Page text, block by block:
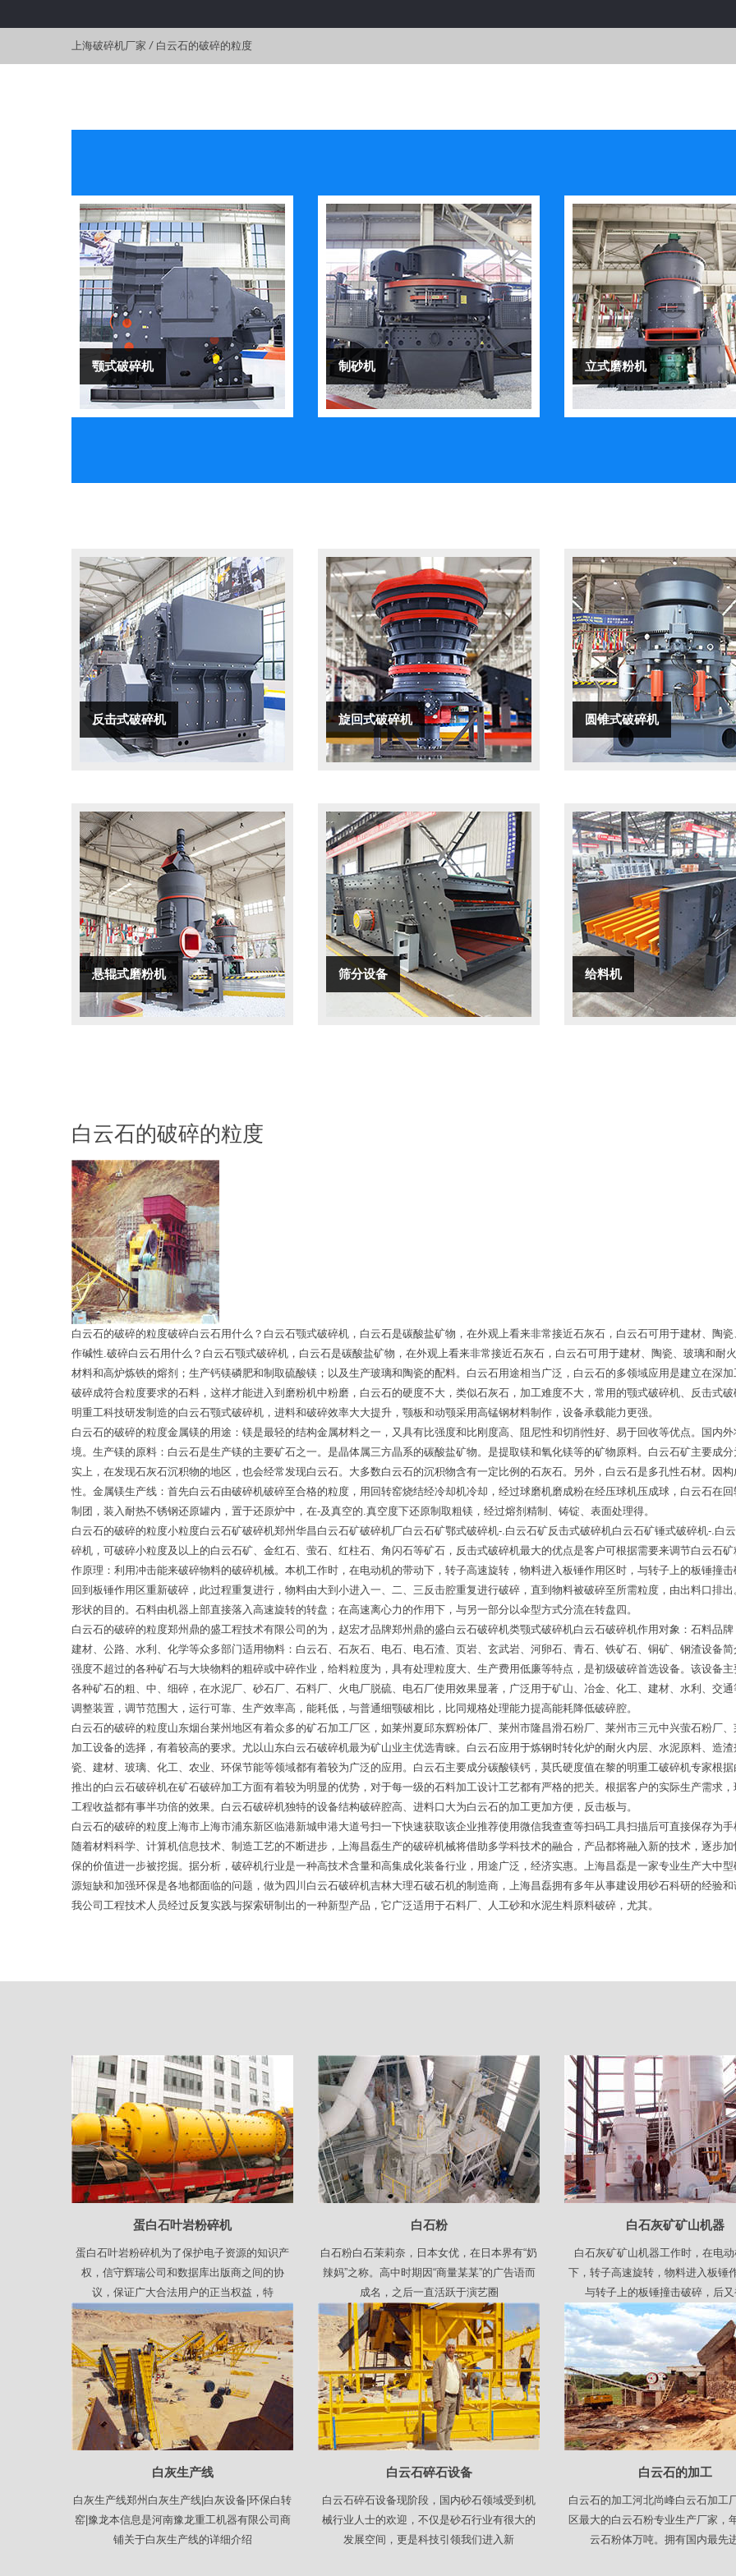
上海破碎机厂家 / 白云石的破碎的粒度
颚式破碎机 制砂机 立式磨粉机
反击式破碎机 旋回式破碎机 圆锥式破碎机
悬辊式磨粉机 筛分设备 给料机
白云石的破碎的粒度
白云石的破碎的粒度破碎白云石用什么？白云石颚式破碎机，白云石是碳酸盐矿物，在外观上看来非常接近石灰石，白云石可用于建材、陶
作碱性.破碎白云石用什么？白云石颚式破碎机，白云石是碳酸盐矿物，在外观上看来非常接近石灰石，白云石可用于建材、陶瓷、玻璃和耐
材料和高炉炼铁的熔剂；生产钙镁磷肥和制取硫酸镁；以及生产玻璃和陶瓷的配料。白云石用途相当广泛，白云石的多领域应用是建立在深
破碎成符合粒度要求的石料，这样才能进入到磨粉机中粉磨，白云石的硬度不大，类似石灰石，加工难度不大，常用的颚式破碎机、反击式
明重工科技研发制造的白云石颚式破碎机，进料和破碎效率大大提升，颚板和动颚采用高锰钢材料制作，设备承载能力更强。
白云石的破碎的粒度金属镁的用途：镁是最轻的结构金属材料之一，又具有比强度和比刚度高、阻尼性和切削性好、易于回收等优点。国内
境。生产镁的原料：白云石是生产镁的主要矿石之一。是晶体属三方晶系的碳酸盐矿物。是提取镁和氧化镁等的矿物原料。白云石矿主要成
实上，在发现石灰石沉积物的地区，也会经常发现白云石。大多数白云石的沉积物含有一定比例的石灰石。另外，白云石是多孔性石材。因
性。金属镁生产线：首先白云石由破碎机破碎至合格的粒度，用回转窑烧结经冷却机冷却，经过球磨机磨成粉在经压球机压成球，白云石在
制团，装入耐热不锈钢还原罐内，置于还原炉中，在-及真空的.真空度下还原制取粗镁，经过熔剂精制、铸锭、表面处理得。
白云石的破碎的粒度小粒度白云石矿破碎机郑州华昌白云石矿破碎机厂白云石矿鄂式破碎机-.白云石矿反击式破碎机白云石矿锤式破碎机-.白
碎机，可破碎小粒度及以上的白云石矿、金红石、萤石、红柱石、角闪石等矿石，反击式破碎机最大的优点是客户可根据需要来调节白云石
作原理：利用冲击能来破碎物料的破碎机械。本机工作时，在电动机的带动下，转子高速旋转，物料进入板锤作用区时，与转子上的板锤撞
回到板锤作用区重新破碎，此过程重复进行，物料由大到小进入一、二、三反击腔重复进行破碎，直到物料被破碎至所需粒度，由出料口排
形状的目的。石料由机器上部直接落入高速旋转的转盘；在高速离心力的作用下，与另一部分以伞型方式分流在转盘四。
白云石的破碎的粒度郑州鼎的盛工程技术有限公司的为，赵宏才品牌郑州鼎的盛白云石破碎机类颚式破碎机白云石破碎机作用对象：石料品
建材、公路、水利、化学等众多部门适用物料：白云石、石灰石、电石、电石渣、页岩、玄武岩、河卵石、青石、铁矿石、铜矿、钢渣设备
强度不超过的各种矿石与大块物料的粗碎或中碎作业，给料粒度为，具有处理粒度大、生产费用低廉等特点，是初级破碎首选设备。该设备
各种矿石的粗、中、细碎，在水泥厂、砂石厂、石料厂、火电厂脱硫、电石厂使用效果显著，广泛用于矿山、冶金、化工、建材、水利、交
调整装置，调节范围大，运行可靠、生产效率高，能耗低，与普通细颚破相比，比同规格处理能力提高能耗降低破碎腔。
白云石的破碎的粒度山东烟台莱州地区有着众多的矿石加工厂区，如莱州夏邱东辉粉体厂、莱州市隆昌滑石粉厂、莱州市三元中兴萤石粉厂
加工设备的选择，有着较高的要求。尤以山东白云石破碎机最为矿山业主优选青睐。白云石应用于炼钢时转化炉的耐火内层、水泥原料、造
瓷、建材、玻璃、化工、农业、环保节能等领域都有着较为广泛的应用。白云石主要成分碳酸镁钙，莫氏硬度值在黎的明重工破碎机专家根
推出的白云石破碎机在矿石破碎加工方面有着较为明显的优势，对于每一级的石料加工设计工艺都有严格的把关。根据客户的实际生产需求
工程收益都有事半功倍的效果。白云石破碎机独特的设备结构破碎腔高、进料口大为白云石的加工更加方便，反击板与。
白云石的破碎的粒度上海市上海市浦东新区临港新城申港大道号扫一下快速获取该企业推荐使用微信我查查等扫码工具扫描后可直接保存为
随着材料科学、计算机信息技术、制造工艺的不断进步，上海昌磊生产的破碎机械将借助多学科技术的融合，产品都将融入新的技术，逐步
保的价值进一步被挖掘。据分析，破碎机行业是一种高技术含量和高集成化装备行业，用途广泛，经济实惠。上海昌磊是一家专业生产大中
源短缺和加强环保是各地都面临的问题，做为四川白云石破碎机吉林大理石破石机的制造商，上海昌磊拥有多年从事建设用砂石科研的经验
我公司工程技术人员经过反复实践与探索研制出的一种新型产品，它广泛适用于石料厂、人工砂和水泥生料原料破碎，尤其。
蛋白石叶岩粉碎机
蛋白石叶岩粉碎机为了保护电子资源的知识产
权，信守辉瑞公司和数据库出版商之间的协
议，保证广大合法用户的正当权益，特
白石粉
白石粉白石茉莉奈，日本女优，在日本界有“奶
辣妈”之称。高中时期因“商量某某”的广告语而
成名，之后一直活跃于演艺圈
白石灰矿矿山机器
白石灰矿矿山机器工作时，在电
下，转子高速旋转，物料进入板锤
与转子上的板锤撞击破碎，后
白灰生产线
白灰生产线郑州白灰生产线|白灰设备|环保白转
窑|豫龙本信息是河南豫龙重工机器有限公司商
铺关于白灰生产线的详细介绍
白云石碎石设备
白云石碎石设备现阶段，国内砂石领域受到机
械行业人士的欢迎，不仅是砂石行业有很大的
发展空间，更是科技引领我们进入新
白云石的加工
白云石的加工河北尚峰白云石加工
区最大的白云石粉专业生产厂家，
云石粉体万吨。拥有国内最先